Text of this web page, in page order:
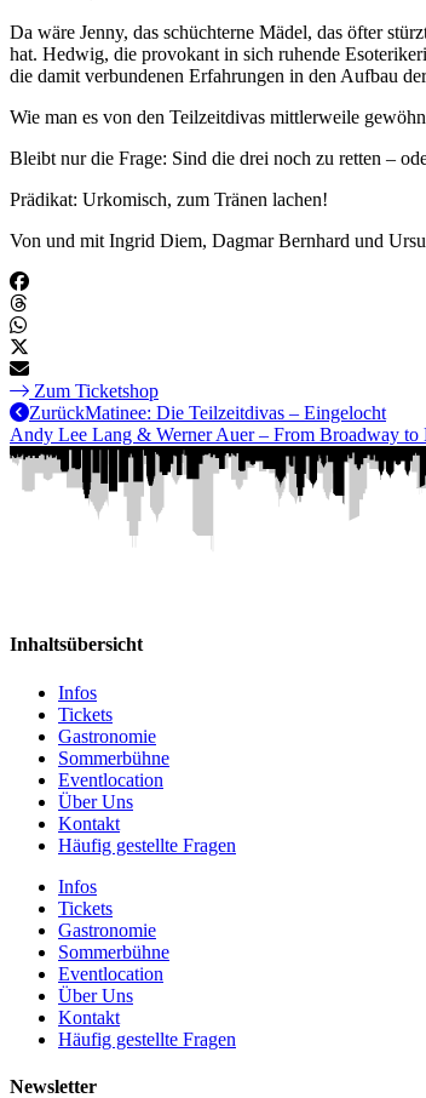
Da wäre Jenny, das schüchterne Mädel, das öfter
hat. Hedwig, die provokant in sich ruhende
die damit verbundenen Erfahrungen in den Aufbau
Wie man es von den Teilzeitdivas mittlerweile
Bleibt nur die Frage: Sind die drei noch zu retten –
Prädikat: Urkomisch, zum Tränen lachen!
Von und mit Ingrid Diem, Dagmar Bernhard und
Zum Ticketshop
ZurückMatinee: Die Teilzeitdivas – Eingelocht
Andy Lee Lang & Werner Auer – From Broadway to
Inhaltsübersicht
Infos
Tickets
Gastronomie
Sommerbühne
Eventlocation
Über Uns
Kontakt
Häufig gestellte Fragen
Infos
Tickets
Gastronomie
Sommerbühne
Eventlocation
Über Uns
Kontakt
Häufig gestellte Fragen
Newsletter